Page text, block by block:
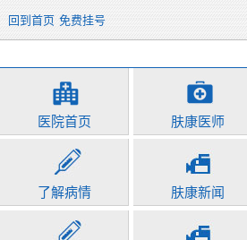
回到首页 免费挂号
医院首页 肤康医师
了解病情 肤康新闻